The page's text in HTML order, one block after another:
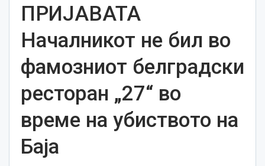
ПРИЈАВАТА
Началникот не бил во
фамозниот белградски
ресторан „27“ во
време на убиството на
Баја